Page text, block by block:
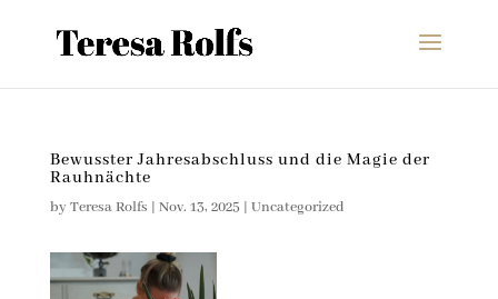
Bewusster Jahresabschluss und die Magie der
Rauhnächte
byTeresa Rolfs | Nov. 13, 2025 | Uncategorized